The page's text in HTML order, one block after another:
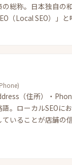
総称。日本独自の
（Local SEO）」と
（住所）・
。ローカルSEOに
ていることが店舗の